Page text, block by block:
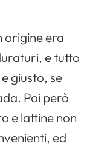
origine era
e tutto
giusto, se
Poi però
e lattine non
ed